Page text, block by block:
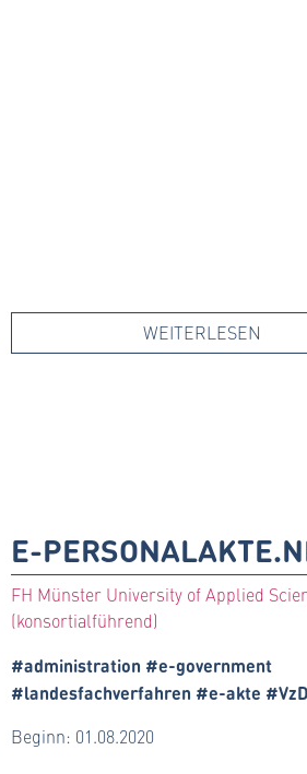
WEITERLESEN
E-
FH Münster University of Applied
(konsortialführend)
#administration #e-government
#landesfachverfahren #e-akte #VzD
Beginn: 01.08.2020